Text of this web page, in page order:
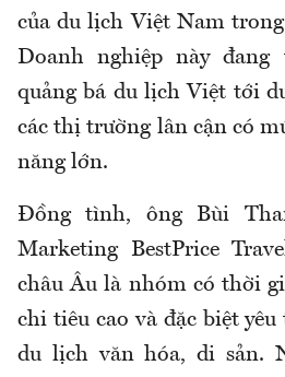
của du lịch Việt Nam
Doanh nghiệp này
quảng bá du lịch Việt tới
các thị trường lân cận có
năng lớn.
Đồng tình, ông Bùi
Marketing BestPrice
châu Âu là nhóm có thời
chi tiêu cao và đặc biệt
du lịch văn hóa, di sản.